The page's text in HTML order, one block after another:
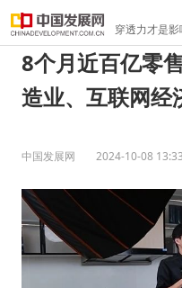
穿透力才是影
8个月近百亿零
造业、互联网经
中国发展网 2024-10-08 13:33